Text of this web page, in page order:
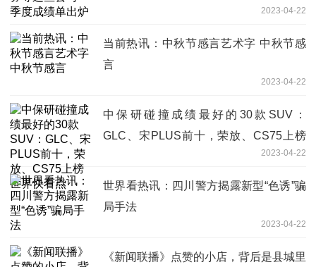
2023-04-22
当前热讯：中秋节感言艺术字 中秋节感
言
2023-04-22
中保研碰撞成绩最好的30款SUV：
GLC、宋PLUS前十，荣放、CS75上榜
2023-04-22
世界看热讯：四川警方揭露新型“色诱”骗
局手法
2023-04-22
《新闻联播》点赞的小店，背后是县城里